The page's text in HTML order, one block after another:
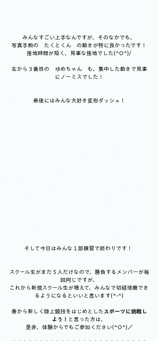
みんなすごい上手なんですが、そのなかでも、
写真手前の　たくとくん　の動きが特に良かったです！
接地時間が短く、見事な接地でした(^O^)/
左から３番目の　ゆめちゃん　も、集中した動きで見事
にノーミスでした！
最後にはみんな大好き変形ダッシュ！
そして今日はみんな１部練習で終わりです！
スクール生がまだ５人だけなので、勝負するメンバーが毎
回同じですが、
これから新規スクール生が増えて、みんなで切磋琢磨でき
るようになるといいと思います(^-^)
春から新しく陸上競技をはじめとした スポーツに挑戦し
よう！ と思った方は、
是非、体験からでもご参加ください(^O^)／